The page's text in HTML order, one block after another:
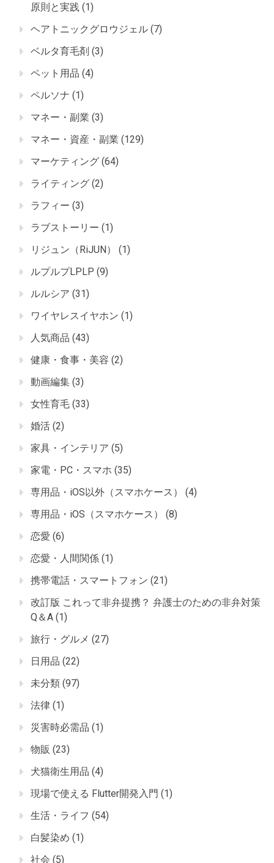
原則と実践 (1)
ヘアトニックグロウジェル (7)
ベルタ育毛剤 (3)
ペット用品 (4)
ペルソナ (1)
マネー・副業 (3)
マネー・資産・副業 (129)
マーケティング (64)
ライティング (2)
ラフィー (3)
ラブストーリー (1)
リジュン（RiJUN）
(1)
ルプルプLPLP (9)
ルルシア (31)
ワイヤレスイヤホン (1)
人気商品 (43)
健康・食事・美容 (2)
動画編集 (3)
女性育毛 (33)
婚活 (2)
家具・インテリア (5)
家電・PC・スマホ (35)
専用品・iOS以外（スマホケース）
(4)
専用品・iOS（スマホケース）
(8)
恋愛 (6)
恋愛・人間関係 (1)
携帯電話・スマートフォン (21)
改訂版 これって非弁提携？ 弁護士のための非弁対策
Q＆A (1)
旅行・グルメ (27)
日用品 (22)
未分類 (97)
法律 (1)
災害時必需品 (1)
物販 (23)
犬猫衛生用品 (4)
現場で使える Flutter開発入門 (1)
生活・ライフ (54)
白髪染め (1)
社会 (5)